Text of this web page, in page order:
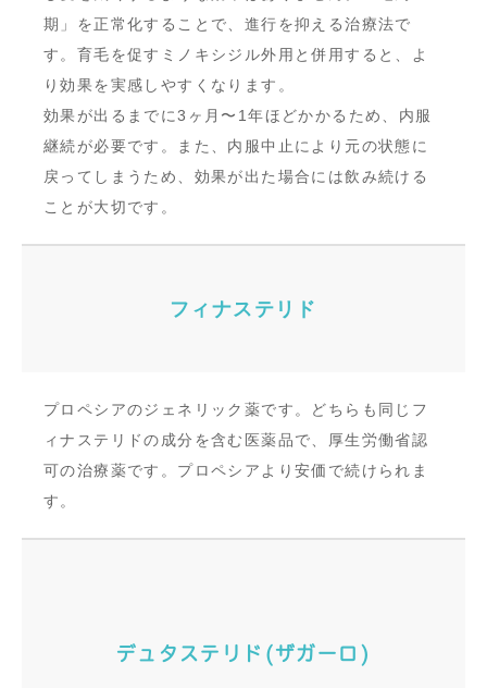
期」を正常化することで、進行を抑える治療法で
す。育毛を促すミノキシジル外用と併用すると、よ
り効果を実感しやすくなります。
効果が出るまでに3ヶ月〜1年ほどかかるため、内服
継続が必要です。また、内服中止により元の状態に
戻ってしまうため、効果が出た場合には飲み続ける
ことが大切です。
フィナステリド
プロペシアのジェネリック薬です。どちらも同じフ
ィナステリドの成分を含む医薬品で、厚生労働省認
可の治療薬です。プロペシアより安価で続けられま
す。
デュタステリド(ザガーロ)